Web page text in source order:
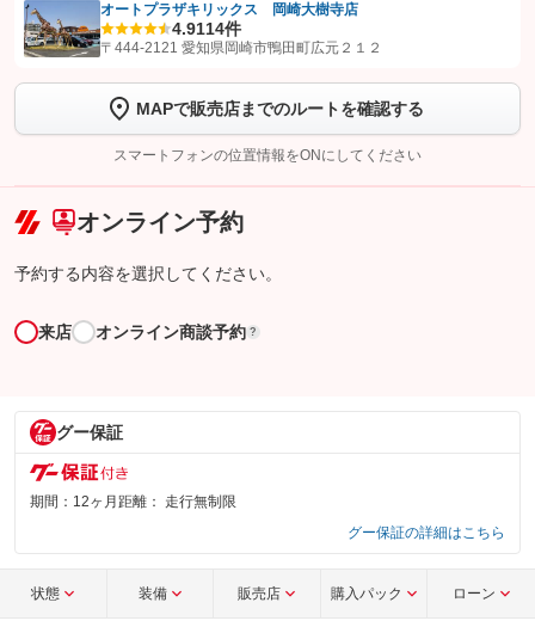
【STEP1】認証画面でグーネットを友だち追加してから「許可する」ボタンを押
トーク画面で
ボタンをタップして問い合わせを
完了してください。
こちら
オートプラザキリックス 岡崎大樹寺店
4.9114件
〒444-2121 愛知県岡崎市鴨田町広元２１２
MAPで販売店までのルートを確認する
スマートフォンの位置情報をONにしてください
オンライン予約
予約する内容を選択してください。
来店 オンライン商談予約 ?
グー保証
期間： 12ヶ月 距離： 走行無制限
グー保証の詳細はこちら
状態 装備 販売店 購入パック ローン